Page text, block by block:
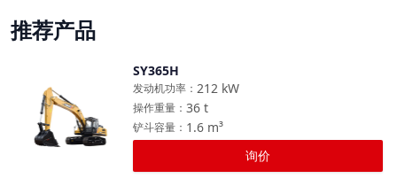
推荐产品
SY365H
212 kW
发动机功率 ：
36 t
操作重量 ：
1.6 m³
铲斗容量 ：
询价